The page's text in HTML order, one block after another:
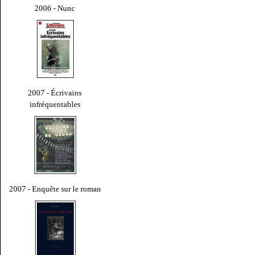
2006 - Nunc
2007 - Écrivains
infréquentables
2007 - Enquête sur le roman